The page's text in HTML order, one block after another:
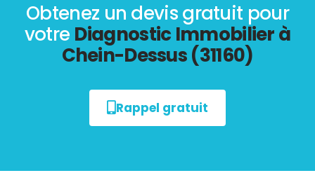
Obtenez un devis gratuit pour
votre Diagnostic Immobilier à
Chein-Dessus (31160)
Rappel gratuit